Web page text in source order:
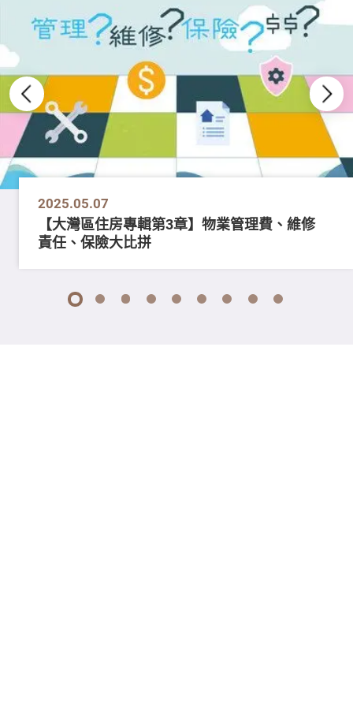
2025.05.07
【大灣區住房專輯第3章】物業管理費、維修
責任、保險大比拼
1 2 3 4 5 6 7 8 9